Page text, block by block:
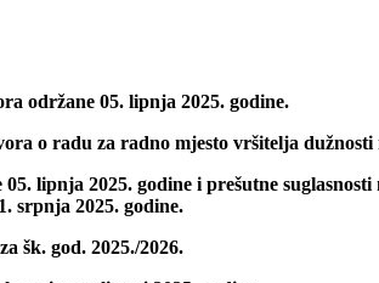
održane 05. lipnja 2025. godine.
o radu za radno mjesto vršitelja
lipnja 2025. godine i prešutne
srpnja 2025. godine.
šk. god. 2025./2026.